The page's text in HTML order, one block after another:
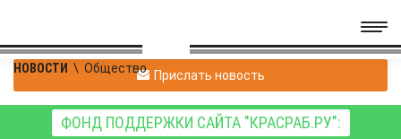
НОВОСТИ \ Общество Прислать новость
ФОНД ПОДДЕРЖКИ САЙТА "КРАСРАБ.РУ":